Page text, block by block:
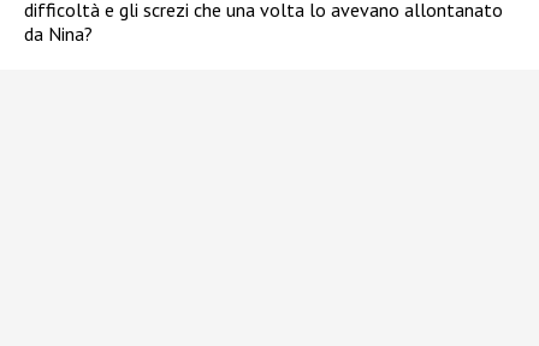
difficoltà e gli screzi che una volta lo avevano allontanato
da Nina?